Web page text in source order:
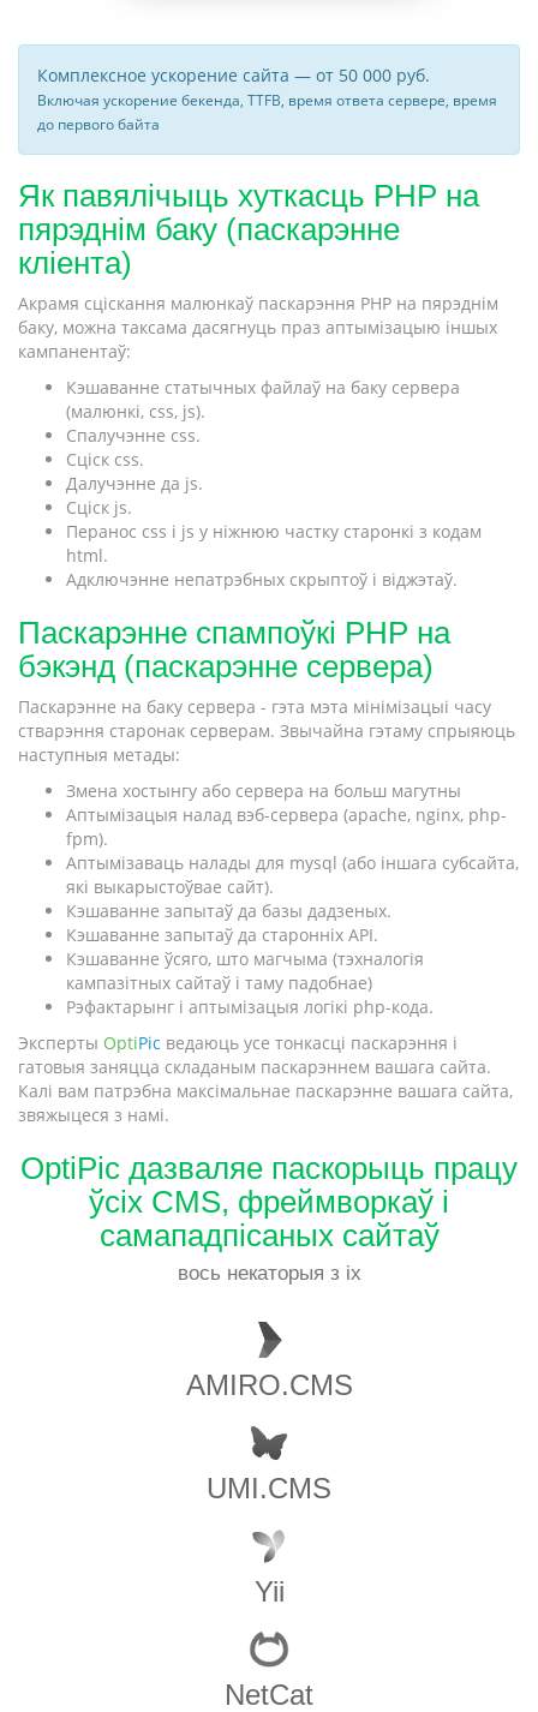
Комплексное ускорение сайта — от 50 000 руб.
Включая ускорение бекенда, TTFB, время ответа сервере, время
до первого байта
Як павялічыць хуткасць PHP на
пярэднім баку (паскарэнне
кліента)
Акрамя сціскання малюнкаў паскарэння PHP на пярэднім
баку, можна таксама дасягнуць праз аптымізацыю іншых
кампанентаў:
Кэшаванне статычных файлаў на баку сервера
(малюнкі, css, js).
Спалучэнне css.
Сціск css.
Далучэнне да js.
Сціск js.
Перанос css і js у ніжнюю частку старонкі з кодам
html.
Адключэнне непатрэбных скрыптоў і віджэтаў.
Паскарэнне спампоўкі PHP на
бэкэнд (паскарэнне сервера)
Паскарэнне на баку сервера - гэта мэта мінімізацыі часу
стварэння старонак серверам. Звычайна гэтаму спрыяюць
наступныя метады:
Змена хостынгу або сервера на больш магутны
Аптымізацыя налад вэб-сервера (apache, nginx, php-
fpm).
Аптымізаваць налады для mysql (або іншага субсайта,
які выкарыстоўвае сайт).
Кэшаванне запытаў да базы дадзеных.
Кэшаванне запытаў да старонніх API.
Кэшаванне ўсяго, што магчыма (тэхналогія
кампазітных сайтаў і таму падобнае)
Рэфактарынг і аптымізацыя логікі php-кода.
Эксперты OptiPic ведаюць усе тонкасці паскарэння і
гатовыя заняцца складаным паскарэннем вашага сайта.
Калі вам патрэбна максімальнае паскарэнне вашага сайта,
звяжыцеся з намі.
OptiPic дазваляе паскорыць працу
ўсіх CMS, фреймворкаў і
самападпісаных сайтаў
вось некаторыя з іх
AMIRO.CMS
UMI.CMS
Yii
NetCat